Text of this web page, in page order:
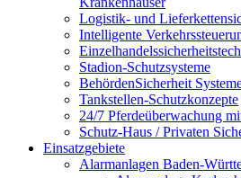
Logistik- und
Intelligente
Stadion-Schutzsysteme
BehördenSicherheit
Tankstellen-Schutzkonzepte​
24/7 Pferdeüberwachung
Schutz-Haus / Privaten
Einsatzgebiete
Alarmanlagen Baden-